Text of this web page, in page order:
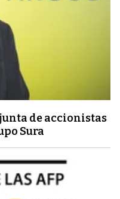
de accionistas
Sura